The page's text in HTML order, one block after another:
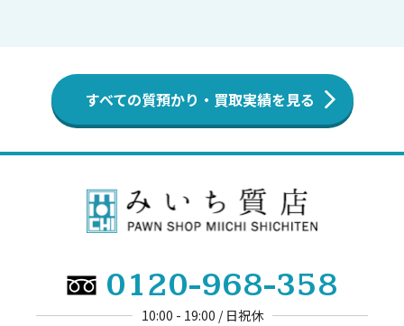
すべての質預かり・買取実績を見る
0120-968-358
10:00 - 19:00 / 日祝休